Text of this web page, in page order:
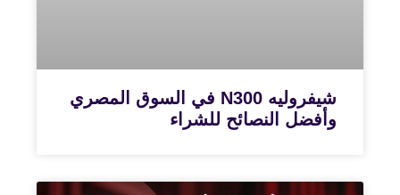
شيفروليه N300 في السوق المصري
وأفضل النصائح للشراء